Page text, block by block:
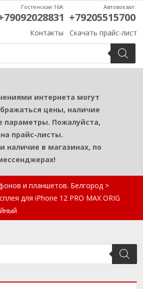
Контакты Скачать прайс-лист
Гостенская 16А: Автовокзал:
+79205515700
интернета могут
цены, наличие
параметры. Пожалуйста,
прайс-листы.
наличие в магазинах, по
и планшетов. Белгород >
для iPhone 12 PRO MAX ORIG